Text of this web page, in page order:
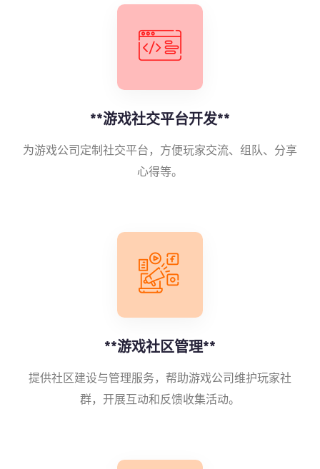
**游戏社交平台开发**
为游戏公司定制社交平台，方便玩家交流、组队、分享
心得等。
**游戏社区管理**
提供社区建设与管理服务，帮助游戏公司维护玩家社
群，开展互动和反馈收集活动。